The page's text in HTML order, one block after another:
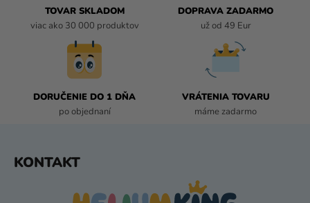
U
TOVAR SKLADOM
viac ako 30 000 produktov
DOPRAVA ZADARMO
už od 49 Eur
DORUČENIE DO 1 DŇA
po objednaní
VRÁTENIA TOVARU
máme zadarmo
KONTAKT